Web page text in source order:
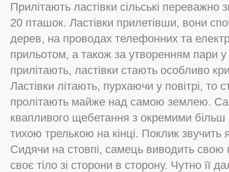
Прилітають ластівки сільські переважно
20 пташок. Ластівки прилетівши, вони
дерев, на проводах телефонних та
прильотом, а також за утворенням пари у
прилітають, ластівки стають особливо
Ластівки літають, пурхаючи у повітрі, то
пролітають майже над самою землею.
квапливого щебетання з окремими більш
тихою трелькою на кінці. Поклик звучить
Сидячи на стовпі, самець виводить свою
своє тіло зі сторони в сторону. Чутно її